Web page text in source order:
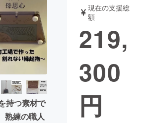
写真 音楽
ジー・ガジェット ゲーム・サ
画
・起業
・地域活性化
持つ素材で
熟練の職人
現在の支援総
額
219,
300
円